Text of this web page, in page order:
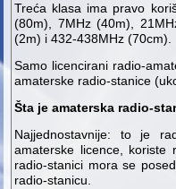
Treća klasa ima pravo
(80m), 7MHz (40m),
(2m) i 432-438MHz (70cm).
Samo licencirani radio-
amaterske radio-stanice
Šta je amaterska radio-
Najjednostavnije: to je
amaterske licence, koriste
radio-stanici mora se
radio-stanicu.